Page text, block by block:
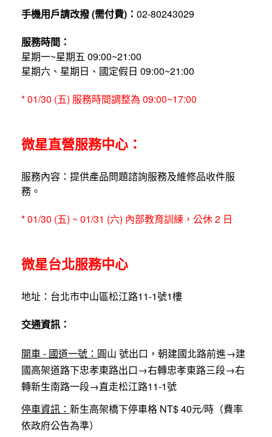
手機用戶請改撥 (需付費)： 02-80243029
服務時間：
星期一~星期五 09:00~21:00
星期六、星期日、國定假日 09:00~21:00
* 01/30 (五) 服務時間調整為 09:00~17:00
微星直營服務中心：
服務內容：提供產品問題諮詢服務及維修品收件服
務。
* 01/30 (五) ~ 01/31 (六) 內部教育訓練，公休 2 日
微星台北服務中心
地址：台北市中山區松江路11-1號1樓
交通資訊：
開車 - 國道一號： 圓山 號出口，朝建國北路前進→建
國高架道路下忠孝東路出口→右轉忠孝東路三段→右
轉新生南路一段→直走松江路11-1號
停車資訊： 新生高架橋下停車格 NT$ 40元/時（費率
依政府公告為準）